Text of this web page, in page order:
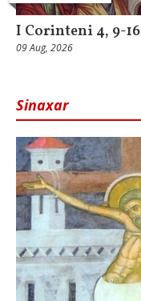
I Corinteni 4, 9-16
09 Aug, 2026
Sinaxar